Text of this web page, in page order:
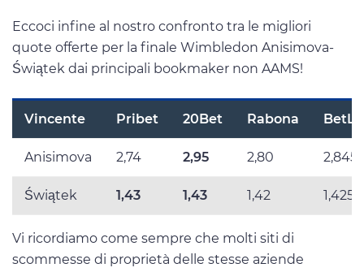
Eccoci infine al nostro confronto tra le migliori
quote offerte per la finale Wimbledon Anisimova-
Świątek dai principali bookmaker non AAMS!
Vincente Pribet 20Bet Rabona
Anisimova 2,74 2,95 2,80 2,845
Świątek 1,43 1,43 1,42 1,425
Vi ricordiamo come sempre che molti siti di
scommesse di proprietà delle stesse aziende